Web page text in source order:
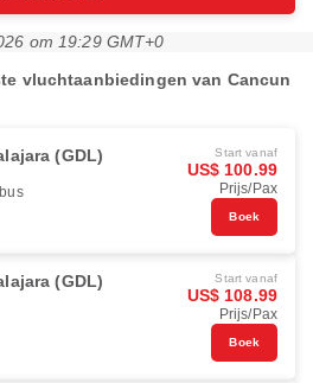
om 19:29 GMT+0
vluchtaanbiedingen van Cancun
(GDL) Start vanaf
US$ 100.99
Prijs/Pax
Boek
(GDL) Start vanaf
US$ 108.99
Prijs/Pax
Boek